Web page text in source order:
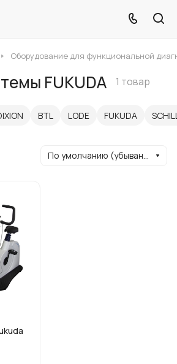
Оборудование для функциональной
FUKUDA 1 товар
BTL LODE FUKUDA
По умолчанию (убывание)